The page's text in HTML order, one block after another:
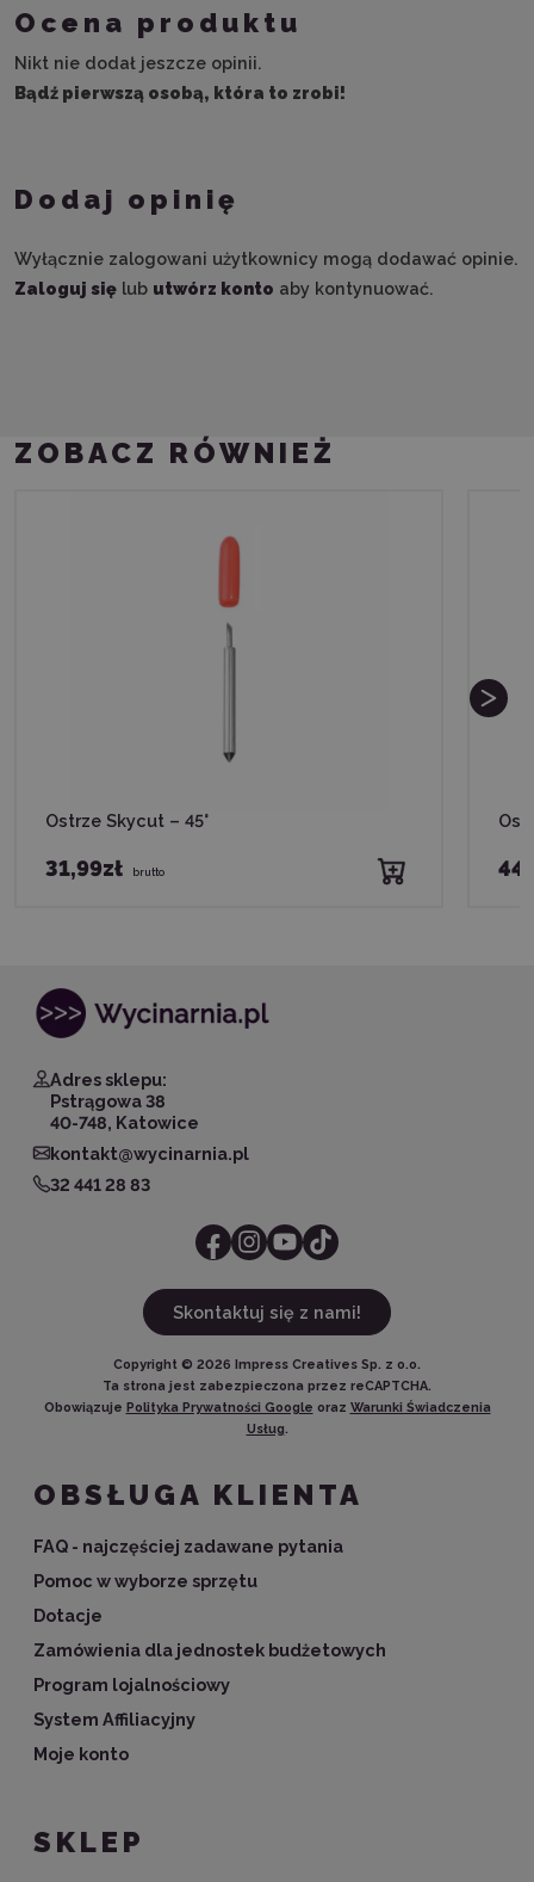
Ocena produktu
Nikt nie dodał jeszcze opinii.
Bądź pierwszą osobą, która to zrobi!
Dodaj opinię
Wyłącznie zalogowani użytkownicy mogą dodawać opinie.
Zaloguj się lub utwórz konto aby kontynuować.
ZOBACZ RÓWNIEŻ
Ostrze Skycut – 45°
31,99zł brutto
Adres sklepu:
Pstrągowa 38
40-748, Katowice
kontakt@wycinarnia.pl
32 441 28 83
Skontaktuj się z nami!
Copyright © 2026 Impress Creatives Sp. z o.o.
Ta strona jest zabezpieczona przez reCAPTCHA.
Obowiązuje Polityka Prywatności Google oraz Warunki Świadczenia
Usług.
OBSŁUGA KLIENTA
FAQ - najczęściej zadawane pytania
Pomoc w wyborze sprzętu
Dotacje
Zamówienia dla jednostek budżetowych
Program lojalnościowy
System Affiliacyjny
Moje konto
SKLEP